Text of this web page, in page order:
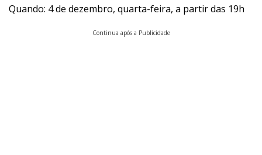
Quando: 4 de dezembro, quarta-feira, a partir das 19h
Continua após a Publicidade